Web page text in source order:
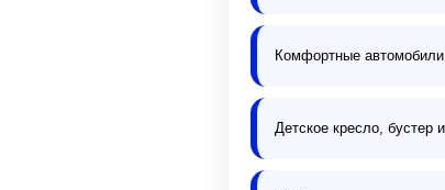
Комфортные
Детское кресло, бустер